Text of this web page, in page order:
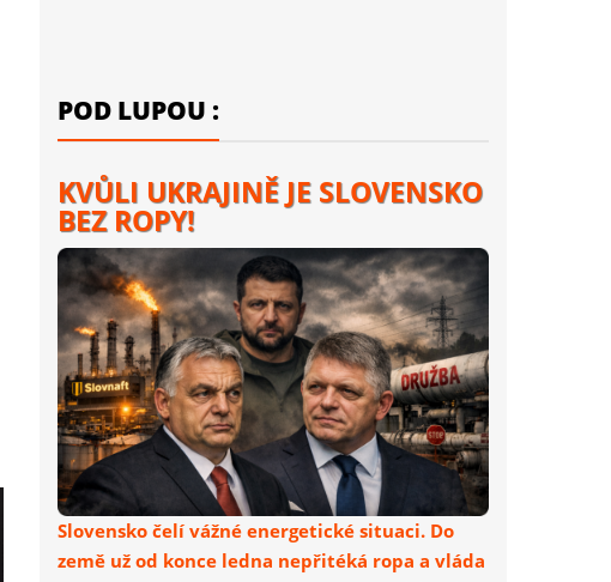
POD LUPOU :
KVŮLI UKRAJINĚ JE SLOVENSKO
BEZ ROPY!
Slovensko čelí vážné energetické situaci. Do
země už od konce ledna nepřitéká ropa a vláda